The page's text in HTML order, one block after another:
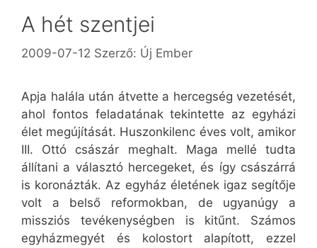
A hét szentjei
2009-07-12 Szerző: Új Ember
Apja halála után átvette a hercegség vezetését,
ahol fontos feladatának tekintette az egyházi
élet megújítását. Huszonkilenc éves volt, amikor
III. Ottó császár meghalt. Maga mellé tudta
állítani a választó hercegeket, és így császárrá
is koronázták. Az egyház életének igaz segítője
volt a belső reformokban, de ugyanúgy a
missziós tevékenységben is kitűnt. Számos
egyházmegyét és kolostort alapított, ezzel